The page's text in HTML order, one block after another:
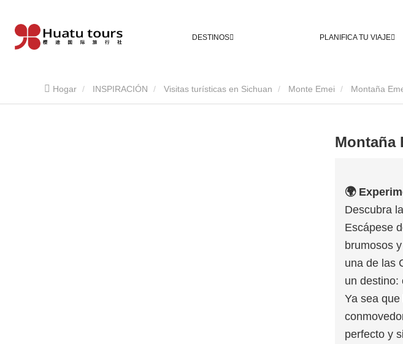
DESTINOS PLANIFICA TU VIAJE
Hogar INSPIRACIÓN Visitas turísticas en Sichuan Monte Emei Montaña
Montaña
🌍
Descubra
Escápese
brumosos
una de las
un destino:
Ya sea
perfecto y